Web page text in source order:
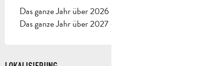
Das ganze Jahr über 2026 - Geöffnet jeden tag
Das ganze Jahr über 2027 - Geöffnet jeden tag